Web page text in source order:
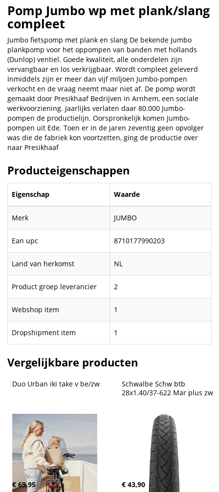
Pomp Jumbo wp met plank/slang
compleet
Jumbo fietspomp met plank en slang De bekende Jumbo
plankpomp voor het oppompen van banden met hollands
(Dunlop) ventiel. Goede kwaliteit, alle onderdelen zijn
vervangbaar en los verkrijgbaar. Wordt compleet geleverd
Inmiddels zijn er meer dan vijf miljoen Jumbo-pompen
verkocht en de vraag neemt maar niet af. De pomp wordt
gemaakt door Presikhaaf Bedrijven in Arnhem, een sociale
werkvoorziening. Jaarlijks verlaten daar 80.000 Jumbo-
pompen de productielijn. Oorspronkelijk komen Jumbo-
pompen uit Ede. Toen er in de jaren zeventig geen opvolger
was die de fabriek kon voortzetten, ging de productie over
naar Presikhaaf
Producteigenschappen
Eigenschap Waarde
Merk JUMBO
Ean upc 8710177990203
Land van herkomst NL
Product groep leverancier 2
Webshop item 1
Dropshipment item 1
Vergelijkbare producten
Duo Urban iki take v be/zw
€ 69,95
Schwalbe Schw btb
28x1.40/37-622 Mar plus zw
€ 43,90